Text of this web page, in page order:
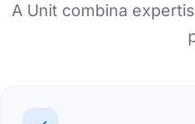
A Unit combina